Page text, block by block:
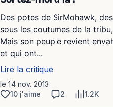
Des potes de SirMohawk,
sous les coutumes de la
Mais son peuple revient
et qui ont...
Lire la critique
le 14 nov. 2013
10 j'aime
2 1.2K